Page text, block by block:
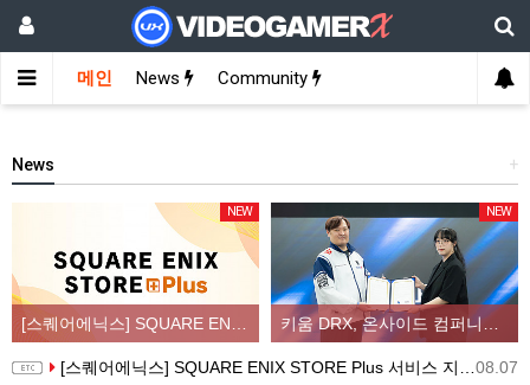
메인 News Community
+
News
NEW NEW
키움 DRX, 온사이드 컴퍼니와 MOU 체결, 발로란트 기반 콘텐츠 생태계 확장
08.07
[스퀘어에닉스] SQUARE ENIX STORE Plus 서비스 지역 확대, 인기 신상품 라인업 순차적 입고